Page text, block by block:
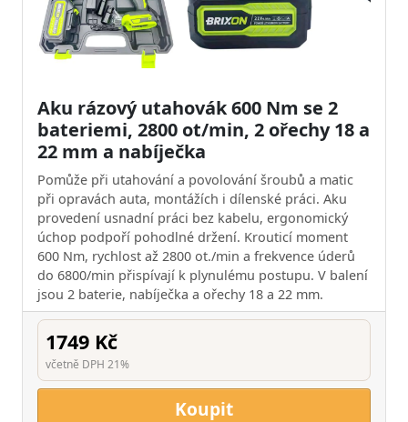
Aku rázový utahovák 600 Nm se 2
bateriemi, 2800 ot/min, 2 ořechy 18 a
22 mm a nabíječka
Pomůže při utahování a povolování šroubů a matic
při opravách auta, montážích i dílenské práci. Aku
provedení usnadní práci bez kabelu, ergonomický
úchop podpoří pohodlné držení. Krouticí moment
600 Nm, rychlost až 2800 ot./min a frekvence úderů
do 6800/min přispívají k plynulému postupu. V balení
jsou 2 baterie, nabíječka a ořechy 18 a 22 mm.
1749 Kč
včetně DPH 21%
Koupit